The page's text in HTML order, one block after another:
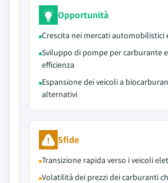
Opportunità
Crescita nei mercati automobilistici
Sviluppo di pompe per carburante
efficienza
Espansione dei veicoli a
alternativi
Sfide
Transizione rapida verso i veicoli
Volatilità dei prezzi dei carburanti